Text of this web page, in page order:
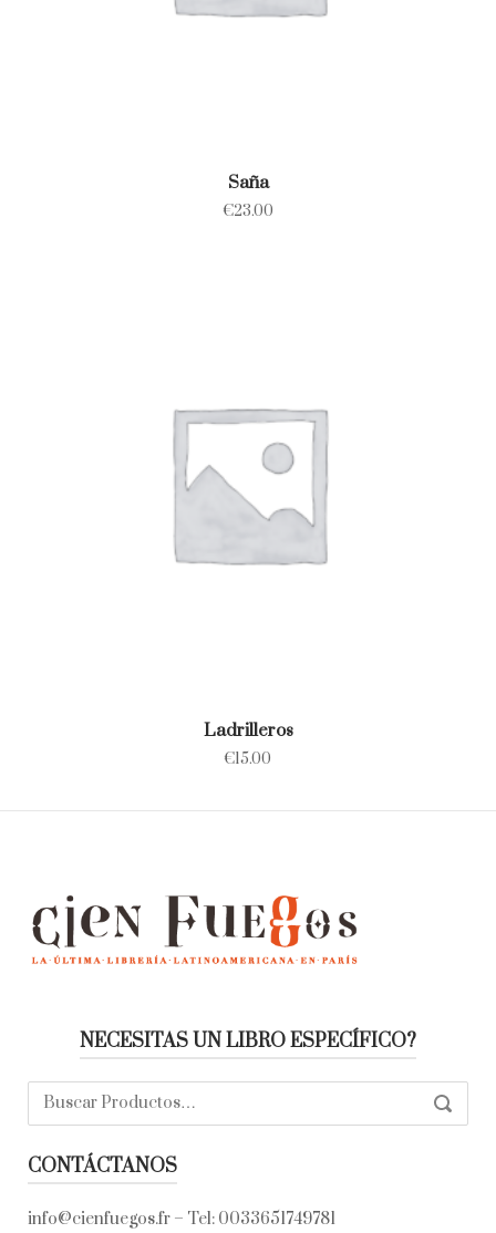
Saña
€23.00
Ladrilleros
€15.00
NECESITAS UN LIBRO ESPECÍFICO?
Buscar:
CONTÁCTANOS
info@cienfuegos.fr – Tel: 0033651749781